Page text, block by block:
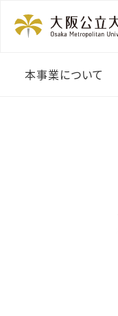
本事業について